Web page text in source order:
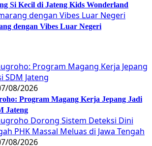
Si Kecil di Jateng Kids Wonderland
dengan Vibes Luar Negeri
08/2026
Program Magang Kerja Jepang Jadi
Jateng
08/2026